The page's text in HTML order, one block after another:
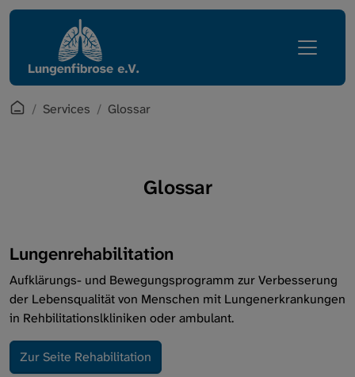
Direkt zur Hauptnavigation springen
Direkt zum Inhalt springen
Startpage
Services Glossar
Glossar
Lungenrehabilitation
Aufklärungs- und Bewegungsprogramm zur Verbesserung
der Lebensqualität von Menschen mit Lungenerkrankungen
in Rehbilitationslkliniken oder ambulant.
Zur Seite Rehabilitation
Lungenfibrose
Erkrankung
Leben mit Lungenfibrose
Intern
Mediathek